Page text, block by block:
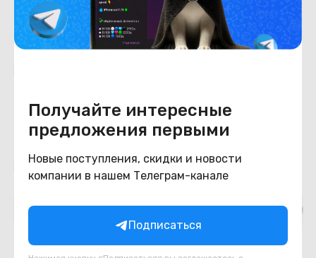
Получайте интересные
предложения первыми
Новые поступления, скидки и новости
компании в нашем Телеграм-канале
Подписаться
Подборки товаров в категории
JBL Misc Бытовая техника